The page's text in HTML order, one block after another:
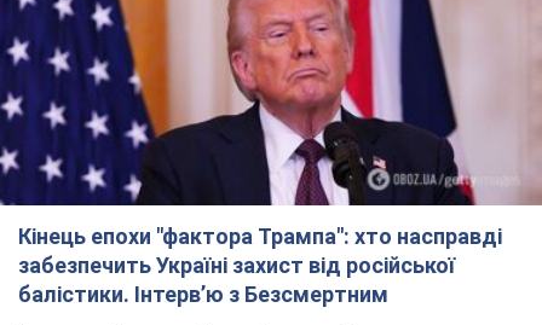
Кінець епохи "фактора Трампа": хто насправді
забезпечить Україні захист від російської
балістики. Інтерв’ю з Безсмертним